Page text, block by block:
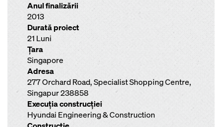
Anul finalizării
2013
Durată proiect
21 Luni
Ţara
Singapore
Adresa
277 Orchard Road, Specialist Shopping Centre,
Singapur 238858
Execuţia construcţiei
Hyundai Engineering & Construction